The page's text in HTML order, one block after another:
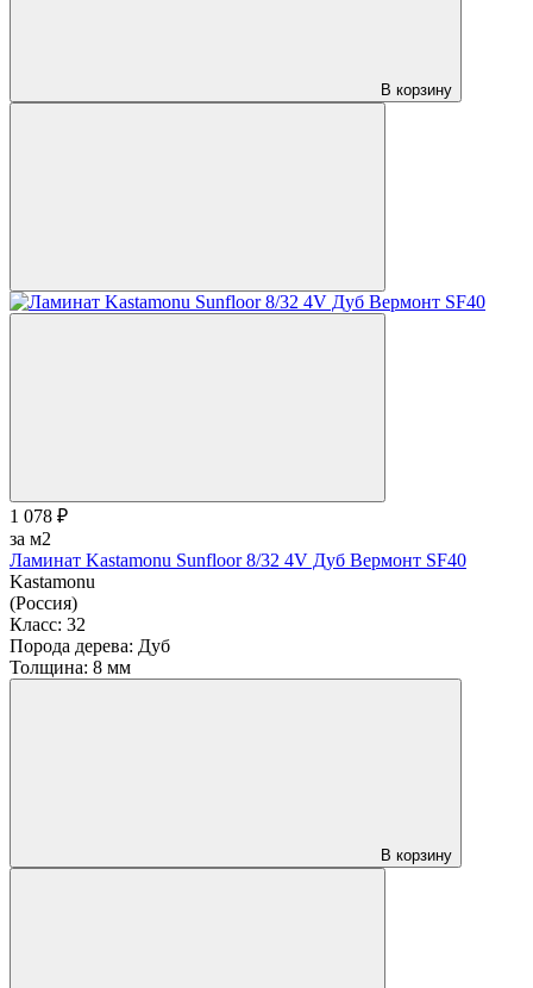
В корзину
1 078 ₽
за м2
Ламинат Kastamonu Sunfloor 8/32 4V Дуб Вермонт SF40
Kastamonu
(Россия)
Класс: 32
Порода дерева: Дуб
Толщина: 8 мм
В корзину